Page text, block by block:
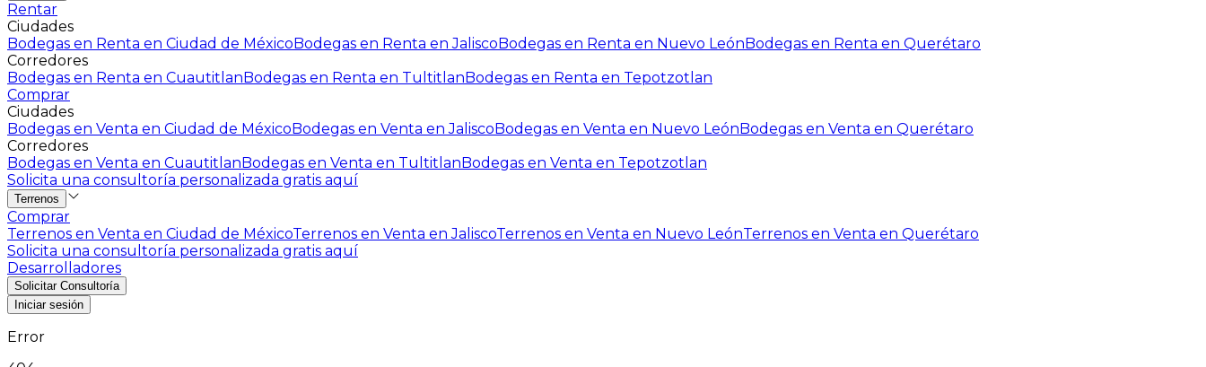
Rentar
Ciudades
Bodegas en Renta en Ciudad de MéxicoBodegas en Renta en JaliscoBodegas en Renta en Nuevo LeónBodegas en Renta en Querétaro
Corredores
Bodegas en Renta en CuautitlanBodegas en Renta en TultitlanBodegas en Renta en Tepotzotlan
Comprar
Ciudades
Bodegas en Venta en Ciudad de MéxicoBodegas en Venta en JaliscoBodegas en Venta en Nuevo LeónBodegas en Venta en Querétaro
Corredores
Bodegas en Venta en CuautitlanBodegas en Venta en TultitlanBodegas en Venta en Tepotzotlan
Solicita una consultoría personalizada gratis aquí
Terrenos
Comprar
Terrenos en Venta en Ciudad de MéxicoTerrenos en Venta en JaliscoTerrenos en Venta en Nuevo LeónTerrenos en Venta en Querétaro
Solicita una consultoría personalizada gratis aquí
Desarrolladores
Solicitar Consultoría
Iniciar sesión
Error